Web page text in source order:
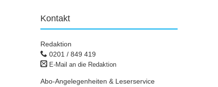
Kontakt
Redaktion
0201 / 849 419
E-Mail an die Redaktion
Abo-Angelegenheiten & Leserservice